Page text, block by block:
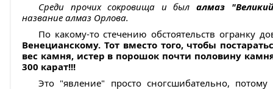
Среди прочих сокровища и был алмаз
название алмаз Орлова.
По какому-то стечению обстоятельств огранку
Венецианскому. Тот вместо того, чтобы
вес камня, истер в порошок почти половину
300 карат!!!
Это "явление" просто сногсшибательно,